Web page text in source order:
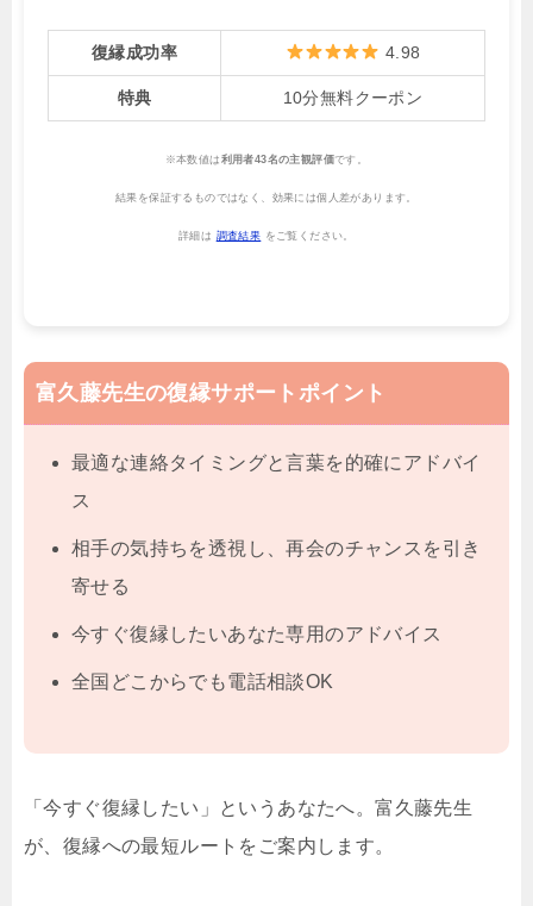
復縁成功率 4.98
特典 10分無料クーポン
※本数値は 利用者43名の主観評価です。
結果を保証するものではなく、効果には個人差があります。
詳細は 調査結果 をご覧ください。
富久藤先生の復縁サポートポイント
最適な連絡タイミングと言葉を的確にアドバイ
ス
相手の気持ちを透視し、再会のチャンスを引き
寄せる
今すぐ復縁したいあなた専用のアドバイス
全国どこからでも電話相談OK
「今すぐ復縁したい」というあなたへ。富久藤先生
が、復縁への最短ルートをご案内します。